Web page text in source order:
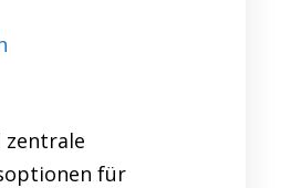
zentrale
für